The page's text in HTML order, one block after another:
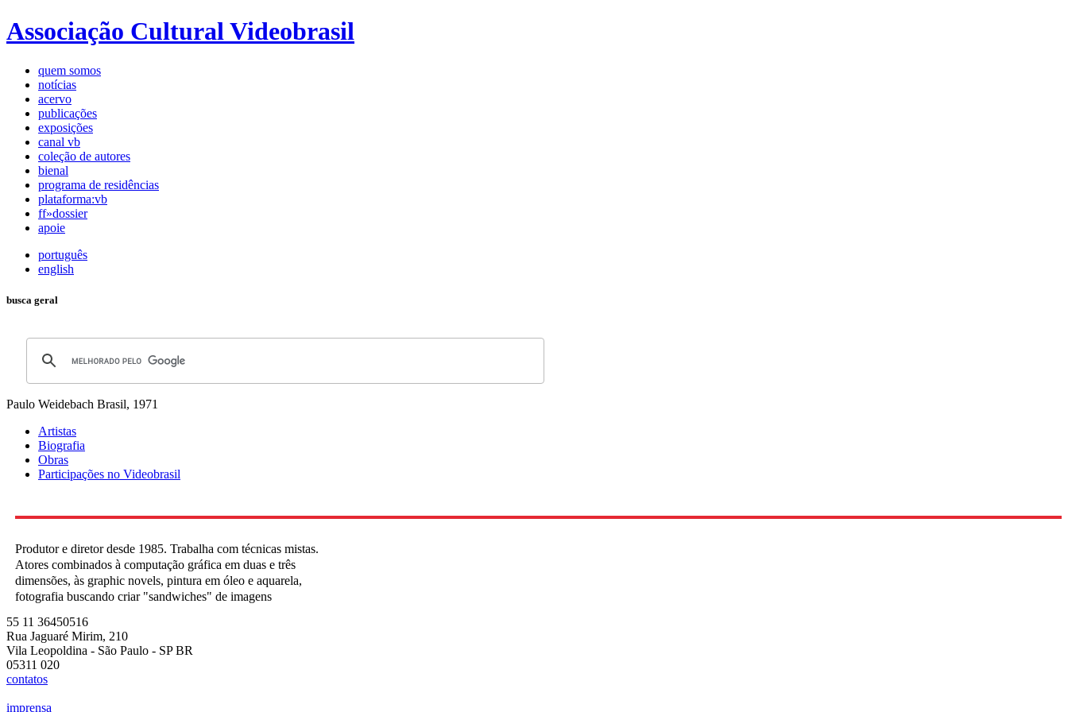
Associação Cultural Videobrasil
quem somos
notícias
acervo
publicações
exposições
canal vb
coleção de autores
bienal
programa de residências
plataforma:vb
ff»dossier
apoie
português
english
busca geral
Paulo Weidebach Brasil, 1971
Artistas
Biografia
Obras
Participações no Videobrasil
Produtor e diretor desde 1985. Trabalha com técnicas mistas.
Atores combinados à computação gráfica em duas e três
dimensões, às graphic novels, pintura em óleo e aquarela,
fotografia buscando criar "sandwiches" de imagens
55 11 36450516
Rua Jaguaré Mirim, 210
Vila Leopoldina - São Paulo - SP BR
05311 020
contatos
imprensa